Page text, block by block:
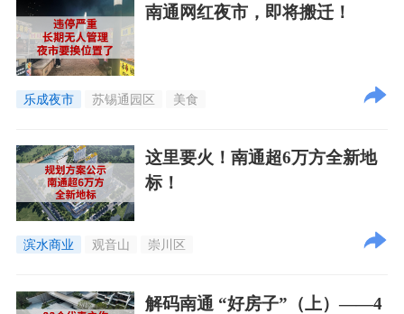
南通网红夜市，即将搬迁！
乐成夜市 苏锡通园区 美食
这里要火！南通超6万方全新地
标！
滨水商业 观音山 崇川区
解码南通 “好房子”（上）——4